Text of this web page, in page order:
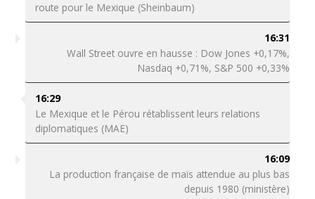
route pour le Mexique (Sheinbaum)
16:31
Wall Street ouvre en hausse : Dow Jones +0,17%,
Nasdaq +0,71%, S&P 500 +0,33%
16:29
Le Mexique et le Pérou rétablissent leurs relations
diplomatiques (MAE)
16:09
La production française de maïs attendue au plus bas
depuis 1980 (ministère)